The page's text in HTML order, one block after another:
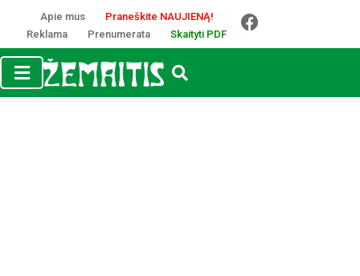
Apie mus
Praneškite NAUJIENĄ!
Reklama
Prenumerata Skaityti PDF